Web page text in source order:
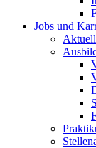
Jobs und